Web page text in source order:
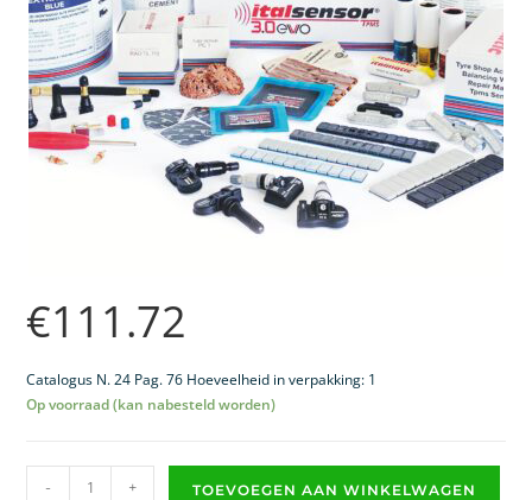
€111.72
Catalogus N. 24 Pag. 76 Hoeveelheid in verpakking: 1
Op voorraad (kan nabesteld worden)
- + TOEVOEGEN AAN WINKELWAGEN